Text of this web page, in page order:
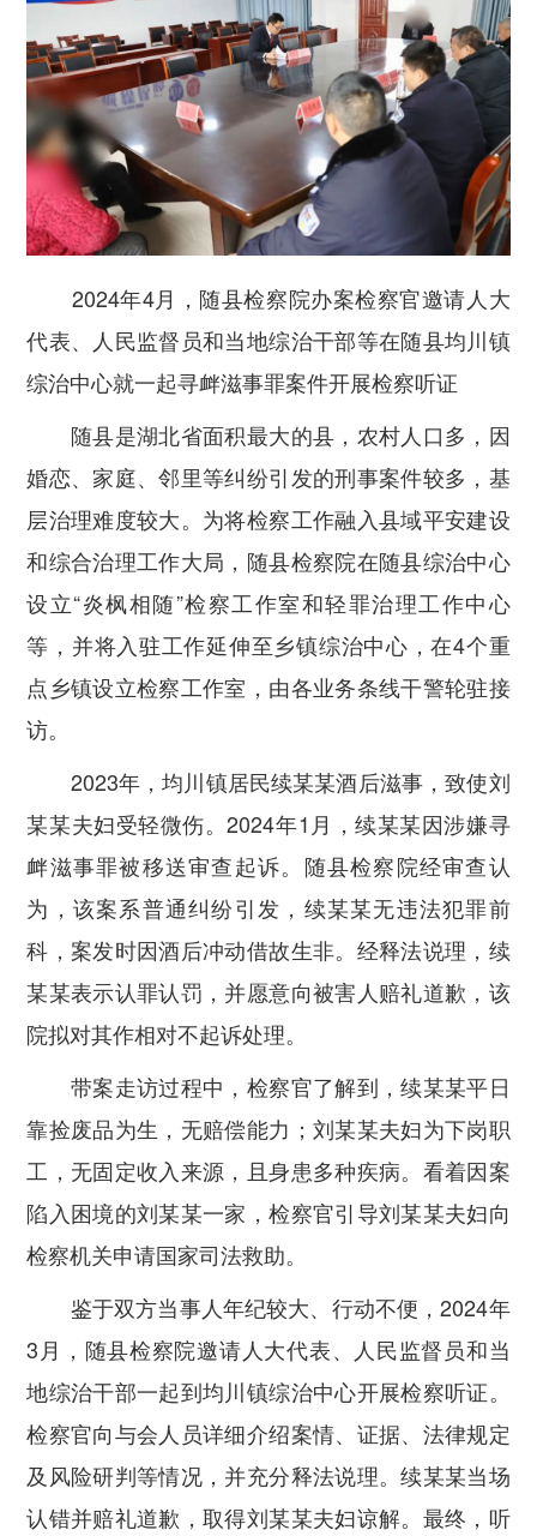
2024年4月，随县检察院办案检察官邀请人大
代表、人民监督员和当地综治干部等在随县均川镇
综治中心就一起寻衅滋事罪案件开展检察听证
随县是湖北省面积最大的县，农村人口多，因
婚恋、家庭、邻里等纠纷引发的刑事案件较多，基
层治理难度较大。为将检察工作融入县域平安建设
和综合治理工作大局，随县检察院在随县综治中心
设立“炎枫相随”检察工作室和轻罪治理工作中心
等，并将入驻工作延伸至乡镇综治中心，在4个重
点乡镇设立检察工作室，由各业务条线干警轮驻接
访。
2023年，均川镇居民续某某酒后滋事，致使刘
某某夫妇受轻微伤。2024年1月，续某某因涉嫌寻
衅滋事罪被移送审查起诉。随县检察院经审查认
为，该案系普通纠纷引发，续某某无违法犯罪前
科，案发时因酒后冲动借故生非。经释法说理，续
某某表示认罪认罚，并愿意向被害人赔礼道歉，该
院拟对其作相对不起诉处理。
带案走访过程中，检察官了解到，续某某平日
靠捡废品为生，无赔偿能力；刘某某夫妇为下岗职
工，无固定收入来源，且身患多种疾病。看着因案
陷入困境的刘某某一家，检察官引导刘某某夫妇向
检察机关申请国家司法救助。
鉴于双方当事人年纪较大、行动不便，2024年
3月，随县检察院邀请人大代表、人民监督员和当
地综治干部一起到均川镇综治中心开展检察听证。
检察官向与会人员详细介绍案情、证据、法律规定
及风险研判等情况，并充分释法说理。续某某当场
认错并赔礼道歉，取得刘某某夫妇谅解。最终，听